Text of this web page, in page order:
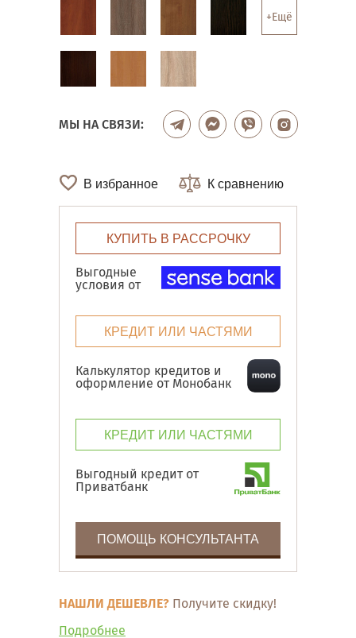
+Ещё
МЫ НА СВЯЗИ:
В избранное К сравнению
КУПИТЬ В РАССРОЧКУ
Выгодные
условия от
КРЕДИТ ИЛИ ЧАСТЯМИ
Калькулятор кредитов и
оформление от Монобанк
КРЕДИТ ИЛИ ЧАСТЯМИ
Выгодный кредит от
Приватбанк
ПОМОЩЬ КОНСУЛЬТАНТА
НАШЛИ ДЕШЕВЛЕ? Получите скидку!
Подробнее